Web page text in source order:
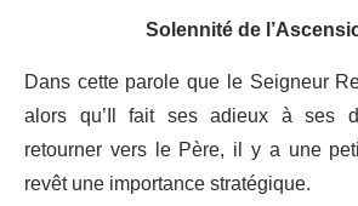
Solennité de
Dans cette parole que le Seigneur
alors qu’Il fait ses adieux à ses
retourner vers le Père, il y a une
revêt une importance stratégique.